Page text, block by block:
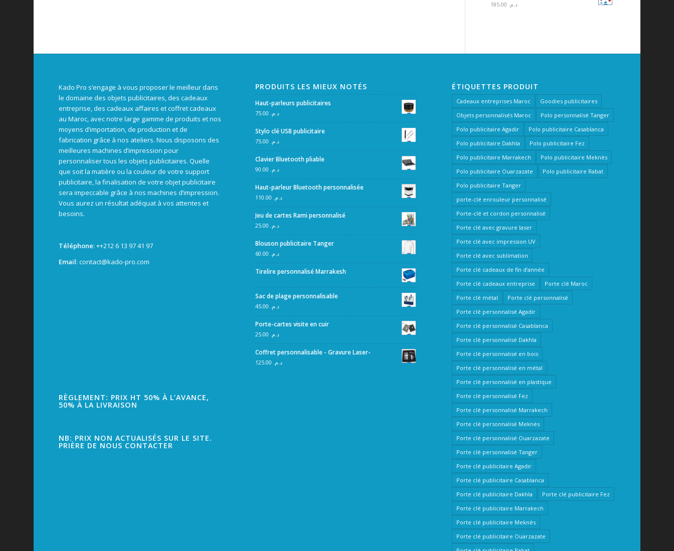
د.م.
Kado Pro s’engage à vous proposer le meilleur dans
le domaine des objets publicitaires, des cadeaux
entreprise, des cadeaux affaires et coffret cadeaux
au Maroc, avec notre large gamme de produits et nos
moyens d’importation, de production et de
fabrication grâce à nos ateliers. Nous disposons des
meilleures machines d’impression pour
personnaliser tous les objets publicitaires. Quelle
que soit la matière ou la couleur de votre support
publicitaire, la finalisation de votre objet publicitaire
sera impeccable grâce à nos machines d’impression.
Vous aurez un résultat adéquat à vos attentes et
besoins.
Téléphone: ++212 6 13 97 41 97
Email: contact@kado-pro.com
RÈGLEMENT: PRIX HT 50% À L’AVANCE,
50% À LA LIVRAISON
NB: PRIX NON ACTUALISÉS SUR LE SITE.
PRIÈRE DE NOUS CONTACTER
PRODUITS LES MIEUX NOTÉS
Haut-parleurs publicitaires
د.م.
Stylo clé USB publicitaire
د.م.
Clavier Bluetooth pliable
د.م.
Haut-parleur Bluetooth personnalisée
د.م.
Jeu de cartes Rami personnalisé
د.م.
Blouson publicitaire Tanger
د.م.
Tirelire personnalisé Marrakesh
Sac de plage personnalisable
د.م.
Porte-cartes visite en cuir
د.م.
Coffret personnalisable - Gravure Laser-
د.م.
ÉTIQUETTES PRODUIT
Cadeaux entreprises Maroc
Goodies publicitaires
Objets personnalisés Maroc
Polo personnalisé Tanger
Polo publicitaire Agadir
Polo publicitaire Casablanca
Polo publicitaire Dakhla
Polo publicitaire Fez
Polo publicitaire Marrakech
Polo publicitaire Meknès
Polo publicitaire Ouarzazate
Polo publicitaire Rabat
Polo publicitaire Tanger
porte-clé enrouleur personnalisé
Porte-clé et cordon personnalisé
Porte clé avec gravure laser
Porte clé avec impression UV
Porte clé avec sublimation
Porte clé cadeaux de fin d’année
Porte clé cadeaux entreprise
Porte clé Maroc
Porte clé métal
Porte clé personnalisé
Porte clé personnalisé Agadir
Porte clé personnalisé Casablanca
Porte clé personnalisé Dakhla
Porte clé personnalisé en bois
Porte clé personnalisé en métal
Porte clé personnalisé en plastique
Porte clé personnalisé Fez
Porte clé personnalisé Marrakech
Porte clé personnalisé Meknès
Porte clé personnalisé Ouarzazate
Porte clé personnalisé Tanger
Porte clé publicitaire Agadir
Porte clé publicitaire Casablanca
Porte clé publicitaire Dakhla
Porte clé publicitaire Fez
Porte clé publicitaire Marrakech
Porte clé publicitaire Meknès
Porte clé publicitaire Ouarzazate